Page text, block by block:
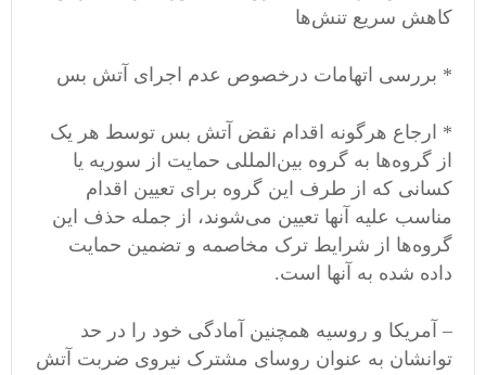
کاهش سریع تنش‌ها
* بررسی اتهامات درخصوص عدم اجرای آتش بس
* ارجاع هرگونه اقدام نقض آتش بس توسط هر یک
از گروه‌ها به گروه بین‌المللی حمایت از سوریه یا
کسانی که از طرف این گروه برای تعیین اقدام
مناسب علیه آنها تعیین می‌شوند، از جمله حذف این
گروه‌ها از شرایط ترک مخاصمه و تضمین حمایت
داده شده به آنها است.
– آمریکا و روسیه همچنین آمادگی خود را در حد
توانشان به عنوان روسای مشترک نیروی ضربت آتش